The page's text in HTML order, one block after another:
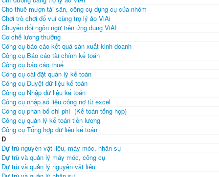
Cho thuê mượn tài sản, công cụ dụng cụ của nhóm
Chơi trò chơi đố vui cùng trợ lý ảo ViAi
Chuyển đổi ngôn ngữ trên ứng dụng ViAI
Cơ chế lương thưởng
Công cụ báo cáo kết quả sản xuất kinh doanh
Công cụ Báo cáo tài chính kế toán
Công cụ báo cáo thuế
Công cụ cài đặt quản lý kế toán
Công cụ Duyệt dữ liệu kế toán
Công cụ Nhập dữ liệu kế toán
Công cụ nhập số liệu công nợ từ excel
Công cụ phân bổ chi phí (Kế toán tổng hợp)
Công cụ quản lý kế toán tiền lương
Công cụ Tổng hợp dữ liệu kế toán
D
Dự trù nguyên vật liệu, máy móc, nhân sự
Dự trù và quản lý máy móc, công cụ
Dự trù và quản lý nguyên vật liệu